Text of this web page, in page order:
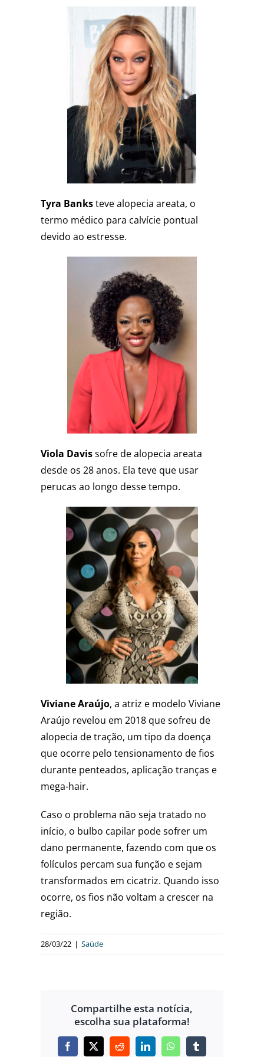
Tyra Banksteve alopecia areata, o
termo médico para calvície pontual
devido ao estresse.
Viola Davissofre de alopecia areata
desde os 28 anos. Ela teve que usar
perucas ao longo desse tempo.
Viviane Araújo, a atriz e modelo Viviane
Araújo revelou em 2018 que sofreu de
alopecia de tração, um tipo da doença
que ocorre pelo tensionamento de fios
durante penteados, aplicação tranças e
mega-hair.
Caso o problema não seja tratado no
início, o bulbo capilar pode sofrer um
dano permanente, fazendo com que os
folículos percam sua função e sejam
transformados em cicatriz. Quando isso
ocorre, os fios não voltam a crescer na
região.
28/03/22 | Saúde
Compartilhe esta notícia,
escolha sua plataforma!
Facebook
X RedditLinkedInWhatsAppTumblr